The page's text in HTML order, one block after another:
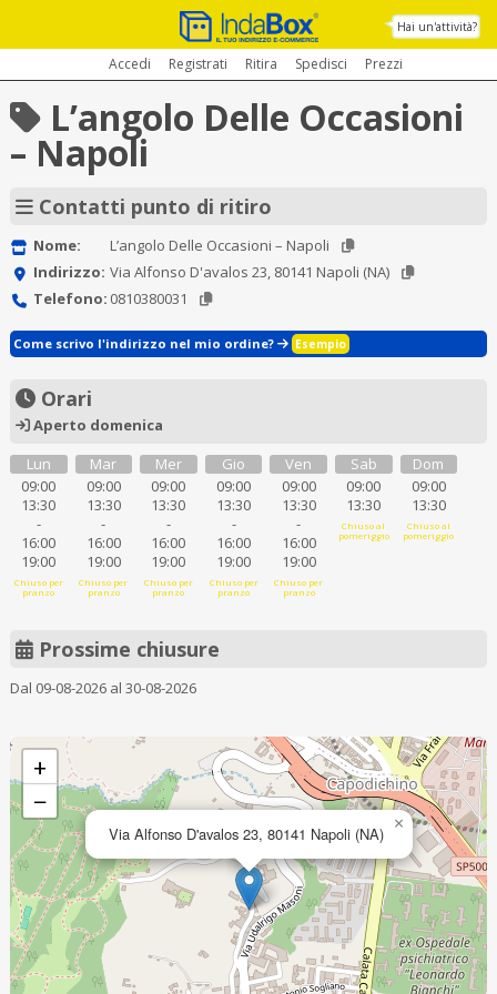
Hai un'attività?
Accedi Registrati Ritira Spedisci Prezzi
L’angolo Delle Occasioni
– Napoli
Contatti punto di ritiro
Nome:
L’angolo Delle Occasioni – Napoli
Indirizzo: Via Alfonso D'avalos 23, 80141 Napoli (NA)
Telefono: 0810380031
Come scrivo l'indirizzo nel mio ordine? Esempio
Orari
Aperto domenica
Lun
09:00
13:30
-
16:00
19:00
Chiuso per
pranzo
Mar
09:00
13:30
-
16:00
19:00
Chiuso per
pranzo
Mer
09:00
13:30
-
16:00
19:00
Chiuso per
pranzo
Gio
09:00
13:30
-
16:00
19:00
Chiuso per
pranzo
Ven
09:00
13:30
-
16:00
19:00
Chiuso per
pranzo
Sab
09:00
13:30
Chiuso al
pomeriggio
Dom
09:00
13:30
Chiuso al
pomeriggio
Prossime chiusure
Dal 09-08-2026 al 30-08-2026
Via Alfonso D'avalos 23, 80141 Napoli (NA) ×
+
−